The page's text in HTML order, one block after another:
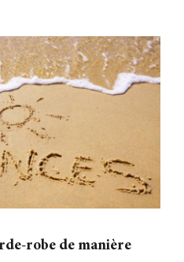
robe de manière